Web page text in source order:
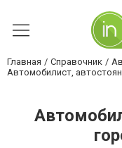
Главная Справочник
Автомобилист,